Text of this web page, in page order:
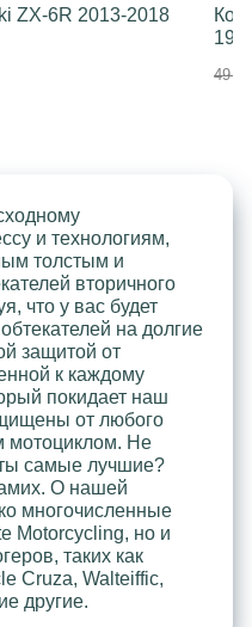
ZX-6R 2013-2018
49
и технологиям,
толстым и
вторичного
что у вас будет
на долгие
защитой от
к каждому
покидает наш
от любого
мотоциклом. Не
самые лучшие?
О нашей
многочисленные
Motorcycling, но и
таких как
Cruza, Walteiffic,
другие.